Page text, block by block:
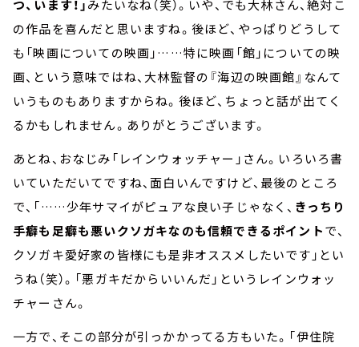
つ、います！」みたいなね（笑）。いや、でも大林さん、絶対こ
の作品を喜んだと思いますね。後ほど、やっぱりどうして
も「映画についての映画」……特に映画「館」についての映
画、という意味ではね、大林監督の『海辺の映画館』なんて
いうものもありますからね。後ほど、ちょっと話が出てく
るかもしれません。ありがとうございます。
あとね、おなじみ「レインウォッチャー」さん。いろいろ書
いていただいてですね、面白いんですけど、最後のところ
で、「……少年サマイがピュアな良い子じゃなく、 きっちり
手癖も足癖も悪いクソガキなのも信頼できるポイントで、
クソガキ愛好家の皆様にも是非オススメしたいです」とい
うね（笑）。「悪ガキだからいいんだ」というレインウォッ
チャーさん。
一方で、そこの部分が引っかかってる方もいた。「伊住院